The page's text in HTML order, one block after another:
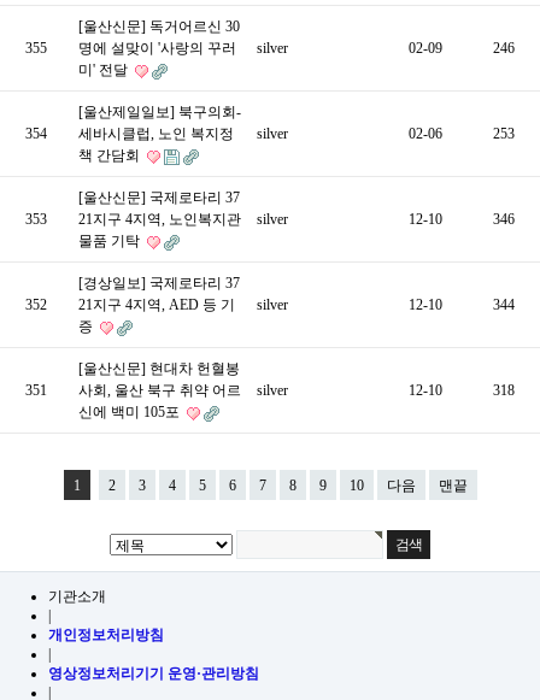
355
[울산신문] 독거어르신 30
명에 설맞이 '사랑의 꾸러
미' 전달
silver 02-09 246
354
[울산제일일보] 북구의회-
세바시클럽, 노인 복지정
책 간담회
silver 02-06 253
353
[울산신문] 국제로타리 37
21지구 4지역, 노인복지관
물품 기탁
silver 12-10 346
352
[경상일보] 국제로타리 37
21지구 4지역, AED 등 기
증
silver 12-10 344
351
[울산신문] 현대차 헌혈봉
사회, 울산 북구 취약 어르
신에 백미 105포
silver 12-10 318
1 2 3 4 5 6 7 8 9 10 다음 맨끝
기관소개
개인정보처리방침
영상정보처리기기 운영·관리방침